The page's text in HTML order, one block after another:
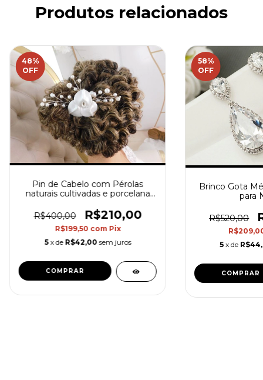
Produtos relacionados
48%
OFF
Pin de Cabelo com Pérolas
naturais cultivadas e porcelana
R$400,00
R$210,00
R$199,50 com Pix
5 x de R$42,00 sem juros
COMPRAR
58%
OFF
Brinco Gota
para
R$520,00
5 x de